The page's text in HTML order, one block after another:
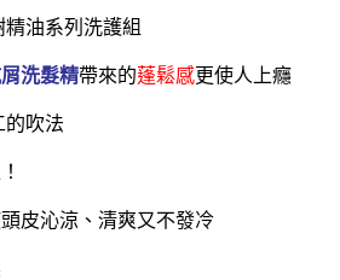
洗髮精帶來的蓬鬆感更使人上癮
的吹法
皮沁涼、清爽又不發冷